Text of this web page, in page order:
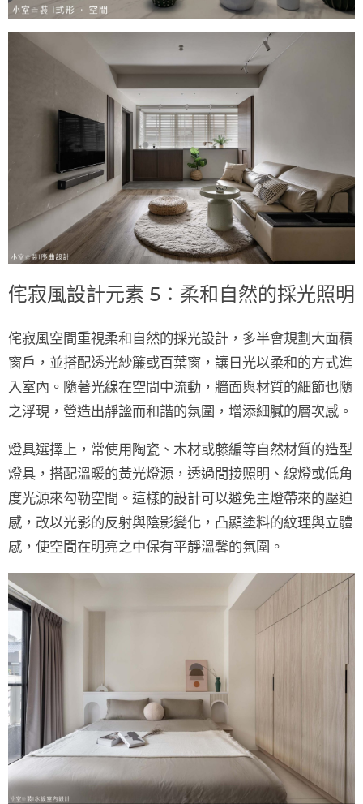
侘寂風設計元素 5：柔和自然的採光照明
侘寂風空間重視柔和自然的採光設計 ，多半會規劃大面積
窗戶，並搭配透光紗簾或百葉窗 ，讓日光以柔和的方式進
入室內。隨著光線在空間中流動，牆面與材質的細節也隨
之浮現，營造出靜謐而和諧的氛圍，增添細膩的層次感。
燈具選擇上，常使用陶瓷、木材或藤編等自然材質的造型
燈具，搭配溫暖的黃光燈源 ，透過間接照明、線燈或低角
度光源來勾勒空間。這樣的設計可以避免主燈帶來的壓迫
感，改以光影的反射與陰影變化，凸顯塗料的紋理與立體
感，使空間在明亮之中保有平靜溫馨的氛圍。